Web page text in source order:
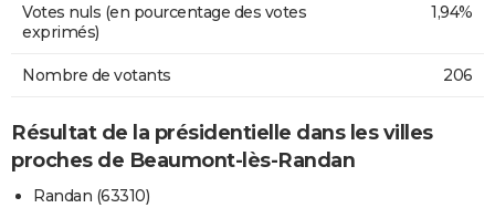
Votes nuls (en pourcentage des votes
exprimés)
1,94%
Nombre de votants 206
Résultat de la présidentielle dans les villes
proches de Beaumont-lès-Randan
Randan (63310)